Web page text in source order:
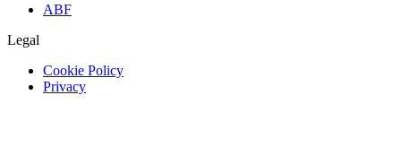
ABF
Legal
Cookie Policy
Privacy